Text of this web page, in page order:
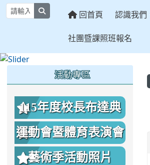
回首頁 認識我們
社團暨課照班報名
活動專區
115年度校長布達典
禮照片
運動會暨體育表演會
照片
藝術季活動照片